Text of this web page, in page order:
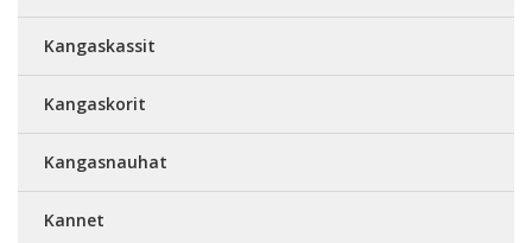
Kangaskassit
Kangaskorit
Kangasnauhat
Kannet